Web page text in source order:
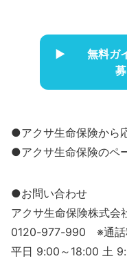
無料ガ
●アクサ生命保険から
●アクサ生命保険のペ
●お問い合わせ
アクサ生命保険株式会
0120-977-990 ※通話
平日 9:00～18:00 土